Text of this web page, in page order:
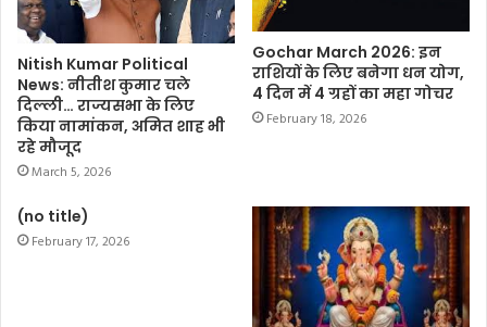
Nitish Kumar Political
News: नीतीश कुमार चले
दिल्ली… राज्यसभा के लिए
किया नामांकन, अमित शाह भी
रहे मौजूद
March 5, 2026
Gochar March 2026: इन
राशियों के लिए बनेगा धन योग,
4 दिन में 4 ग्रहों का महा गोचर
February 18, 2026
(no title)
February 17, 2026